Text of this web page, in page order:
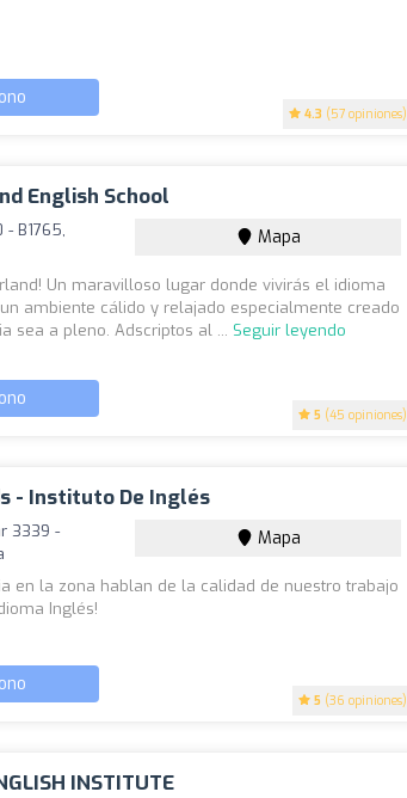
4.3 (57 opiniones)
English School
5 (45 opiniones)
B1765,
Mapa
Un maravilloso lugar donde vivirás el idioma
ambiente cálido y relajado especialmente creado
sea a pleno. Adscriptos al ... Seguir leyendo
- Instituto De Inglés
5 (36 opiniones)
3339 -
Mapa
en la zona hablan de la calidad de nuestro trabajo
Inglés!
INSTITUTE